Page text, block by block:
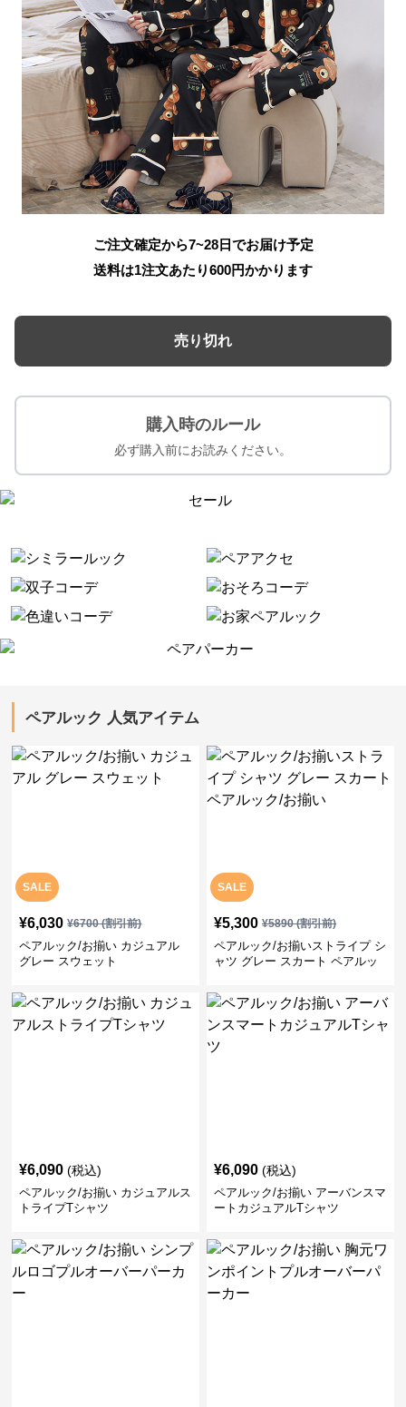
ご注文確定から7~28日でお届け予定
送料は1注文あたり600円かかります
売り切れ
購入時のルール
必ず購入前にお読みください。
ペアルック 人気アイテム
SALE
¥6,030 ¥6700(割引前)
ペアルック/お揃い カジュアル
グレー スウェット
SALE
¥5,300 ¥5890(割引前)
ペアルック/お揃いストライプ シ
ャツ グレー スカート ペアルッ
¥6,090 (税込)
ペアルック/お揃い カジュアルス
トライプTシャツ
¥6,090 (税込)
ペアルック/お揃い アーバンスマ
ートカジュアルTシャツ